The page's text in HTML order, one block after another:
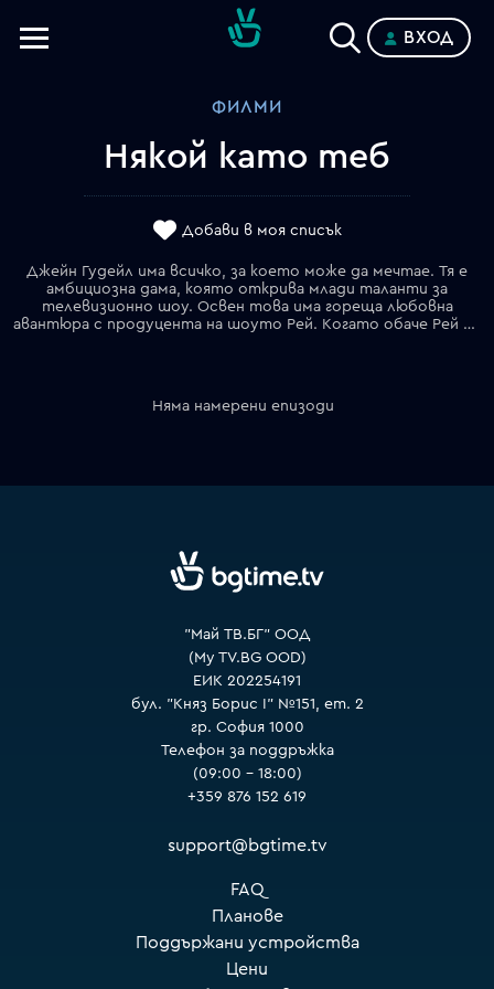
ВХОД
ФИЛМИ
Някой като теб
Добави в моя списък
Джейн Гудейл има всичко, за което може да мечтае. Тя е
амбициозна дама, която открива млади таланти за
телевизионно шоу. Освен това има гореща любовна
авантюра с продуцента на шоуто Рей. Когато обаче Рей я зарязва без никакво обяснение, Джейн започва собствено изследване на мъжката природа. Обръща се към Фройд, Дарвин и своите приятели, както и към много различни теории, за да разбере любопитните навици на мъжките екземпляри при животните. След много романтични усложнения, Джейн започва да води своя любовна рубрика в издание, като използва псевдоним. И изведнъж се превръща в истинска сензация...
Няма намерени епизоди
"Май ТВ.БГ" ООД
(My TV.BG OOD)
ЕИК 202254191
бул. "Княз Борис I" №151, ет. 2
гр. София 1000
Телефон за поддръжка
(09:00 – 18:00)
+359 876 152 619
support@bgtime.tv
FAQ
Планове
Поддържани устройства
Цени